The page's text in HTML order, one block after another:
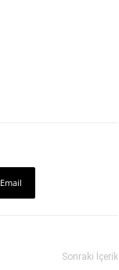
Email
Sonraki İçerik